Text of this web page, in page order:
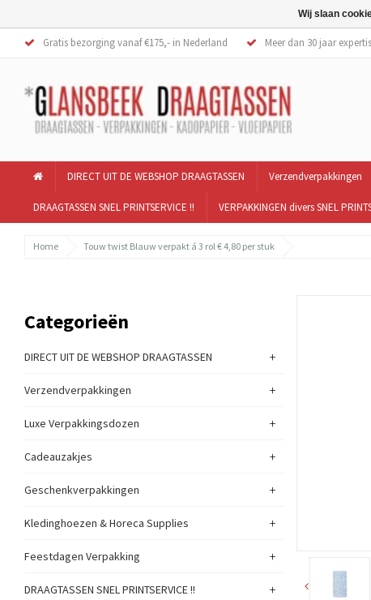
Gratis bezorging vanaf €175,- in Nederland Meer dan 30 jaar
DIRECT UIT DE WEBSHOP DRAAGTASSEN Verzendverpakkingen
DRAAGTASSEN SNEL PRINTSERVICE !! VERPAKKINGEN divers SNEL
Home Touw twist Blauw verpakt á 3 rol € 4,80 per stuk
Categorieën
DIRECT UIT DE WEBSHOP DRAAGTASSEN +
Verzendverpakkingen +
Luxe Verpakkingsdozen +
Cadeauzakjes +
Geschenkverpakkingen +
Kledinghoezen & Horeca Supplies +
Feestdagen Verpakking +
DRAAGTASSEN SNEL PRINTSERVICE !! +
Wij slaan